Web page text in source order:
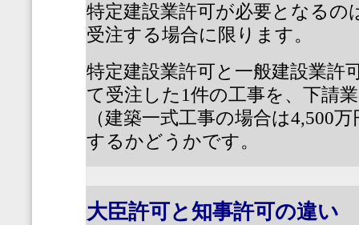
特定建設業許可が必要となるの
受注する場合に限ります。
特定建設業許可と一般建設業許
て受注した 1件の工事を、下請
（建築一式工事の場合は4,500万
するかどうかです。
大臣許可と知事許可の違い